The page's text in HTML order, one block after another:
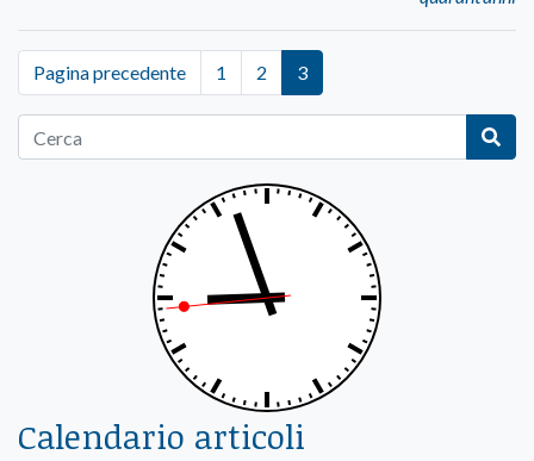
Pagina precedente 1 2 3
Calendario articoli